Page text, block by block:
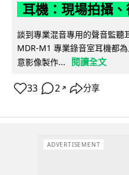
耳機：現場拍攝
談到專業混音專用的聲音監聽
MDR-M1 專業錄音室耳機都
意影像製作...
閱讀全文
33 2 ↗ 分享
ADVERTISEMENT